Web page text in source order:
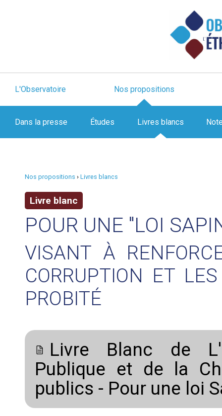
L'Observatoire Nos propositions
Dans la presse Études Livres blancs
Nos propositions › Livres blancs
Livre blanc
POUR UNE "LOI
VISANT À
CORRUPTION ET
PROBITÉ
Livre Blanc de
Publique et de la
publics - Pour une loi